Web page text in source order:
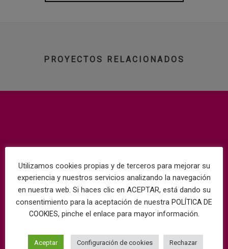
PROYECTOS RELACIONADOS
Utilizamos cookies propias y de terceros para mejorar su
experiencia y nuestros servicios analizando la navegación
en nuestra web. Si haces clic en ACEPTAR, está dando su
consentimiento para la aceptación de nuestra POLÍTICA DE
COOKIES, pinche el enlace para mayor información.
Aceptar Configuración de cookies Rechazar